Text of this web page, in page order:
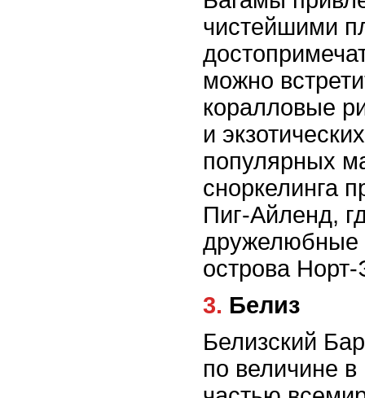
чистейшими
можно
коралловые
и
популярных
сноркелинга
Пиг-Айленд,
дружелюбные
острова
3. Белиз
Белизский
по величине